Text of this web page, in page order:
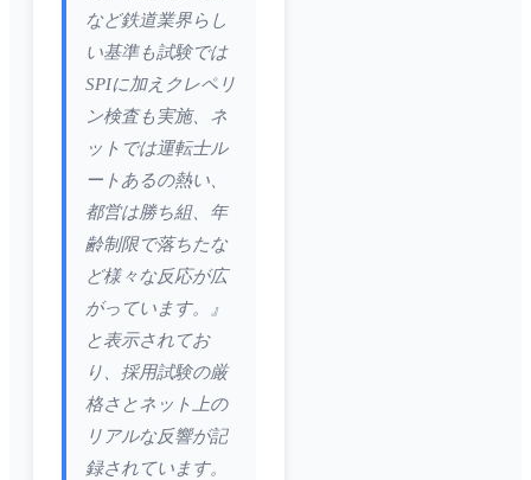
など鉄道業界らし
い基準も試験では
SPIに加えクレペリ
ン検査も実施、ネ
ットでは運転士ル
ートあるの熱い、
都営は勝ち組、年
齢制限で落ちたな
ど様々な反応が広
がっています。』
と表示されてお
り、採用試験の厳
格さとネット上の
リアルな反響が記
録されています。